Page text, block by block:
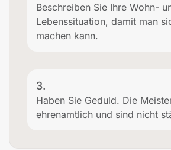
Beschreiben Sie Ihre Wohn-
Lebenssituation, damit man
machen kann.
3.
Haben Sie Geduld. Die
ehrenamtlich und sind nicht